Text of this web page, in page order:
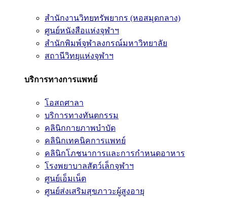
สำนักงานวิทยทรัพยากร (หอสมุดกลาง)
ศูนย์หนังสือแห่งจุฬาฯ
สำนักพิมพ์จุฬาลงกรณ์มหาวิทยาลัย
สถานีวิทยุแห่งจุฬาฯ
บริการทางการแพทย์
โอสถศาลา
บริการทางทันตกรรม
คลินิกกายภาพบำบัด
คลินิกเทคนิคการแพทย์
คลินิกโภชนาการและการกำหนดอาหาร
โรงพยาบาลสัตว์เล็กจุฬาฯ
ศูนย์เอ็มเน็ต
ศูนย์ส่งเสริมสุขภาวะผู้สูงอายุ